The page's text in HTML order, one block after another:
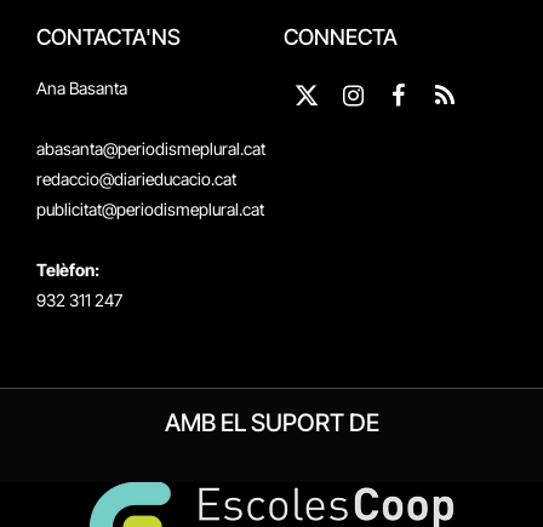
CONTACTA'NS
Ana Basanta
abasanta@periodismeplural.cat
redaccio@diarieducacio.cat
publicitat@periodismeplural.cat
Telèfon:
932 311 247
CONNECTA
X
InstagramFacebook
RSS
AMB EL SUPORT DE